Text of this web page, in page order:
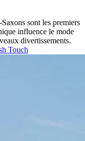
sont les premiers
influence le mode
divertissements.
Touch